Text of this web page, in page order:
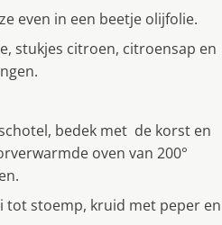
even in een beetje olijfolie.
stukjes citroen, citroensap en
bedek met de korst en
oven van 200°
tot stoemp, kruid met peper en